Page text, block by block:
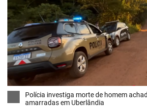
Polícia investiga morte de homem
amarradas em Uberlândia